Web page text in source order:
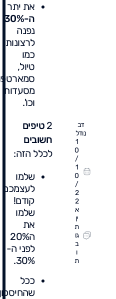
דב
נודל
1
0
/
1
0
/
2
2
א
ין
ת
גו
ב
ו
ת
את יתר
ה-30%
נפנה
לרצונות
כמו
טיול,
מסעדות
וכו'.
2 טיפים
חשובים
לכלל הזה:
שלמו
לעצמכם
קודם!
שלמו
את
ה20%
לפני ה-
30%.
ככל
שהחיסכון